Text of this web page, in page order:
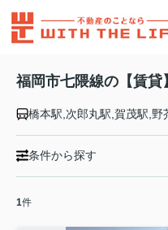
福岡市七隈線の【賃貸
条件から探す
1件